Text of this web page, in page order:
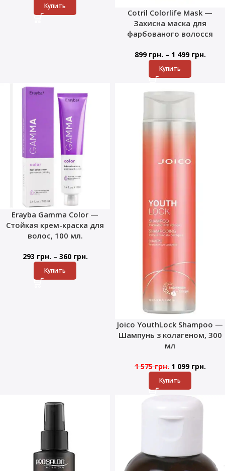
Купить
Cotril Colorlife Mask —
Захисна маска для
фарбованого волосся
899 грн. – 1 499 грн.
Купить
Erayba Gamma Color —
Стойкая крем-краска для
волос, 100 мл.
293 грн. – 360 грн.
Купить
Joico YouthLock Shampoo —
Шампунь з колагеном, 300
мл
1 575грн. 1 099 грн.
Купить